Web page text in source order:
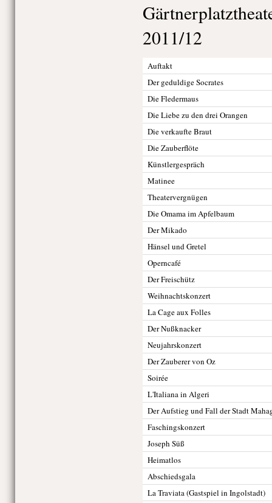
2011/12
Auftakt
Der geduldige Socrates
Die Fledermaus
Die Liebe zu den drei Orangen
Die verkaufte Braut
Die Zauberflöte
Künstlergespräch
Matinee
Theatervergnügen
Die Omama im Apfelbaum
Der Mikado
Hänsel und Gretel
Operncafé
Der Freischütz
Weihnachtskonzert
La Cage aux Folles
Der Nußknacker
Neujahrskonzert
Der Zauberer von Oz
Soirée
L'Italiana in Algeri
Der Aufstieg und Fall der Stadt
Faschingskonzert
Joseph Süß
Heimatlos
Abschiedsgala
La Traviata (Gastspiel in Ingolstadt)